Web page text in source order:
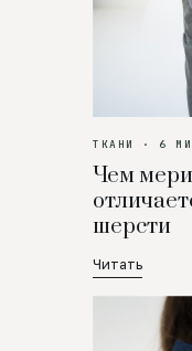
ТКАНИ · 6
Чем
шерсти
Читать